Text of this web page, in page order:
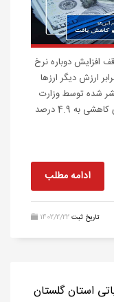
افزایش دوباره نرخ
ارزش دیگر ارزها
شده توسط وزارت
کار ایالات متحده، نرخ تورم ماه آوریل با روندی کاهشی به 4.9 درصد
ادامه مطلب
1402/2/22تاریخ ثبت
استان گلستان